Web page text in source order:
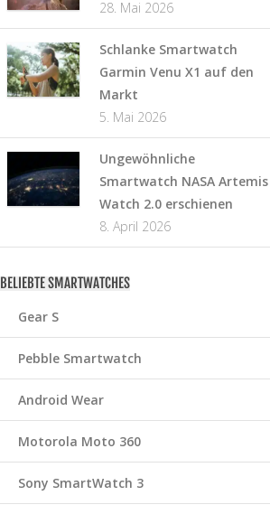
28. Mai 2026
Schlanke Smartwatch
Garmin Venu X1 auf den
Markt
5. Mai 2026
Ungewöhnliche
Smartwatch NASA Artemis
Watch 2.0 erschienen
8. April 2026
BELIEBTE SMARTWATCHES
Gear S
Pebble Smartwatch
Android Wear
Motorola Moto 360
Sony SmartWatch 3